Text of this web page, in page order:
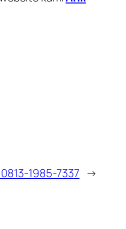
1985-7337 →